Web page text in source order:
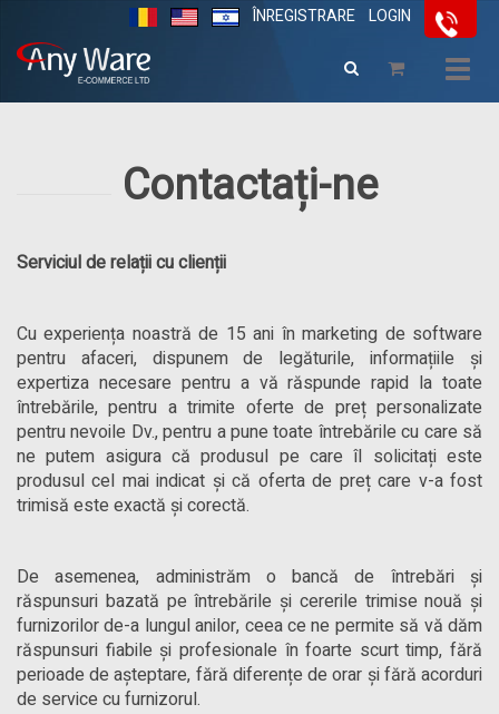
LOGIN
ÎNREGISTRARE
Contactați-ne
Serviciul de relații cu clienții
Cu experiența noastră de 15 ani în marketing de software
pentru afaceri, dispunem de legăturile, informațiile și
expertiza necesare pentru a vă răspunde rapid la toate
întrebările, pentru a trimite oferte de preț personalizate
pentru nevoile Dv., pentru a pune toate întrebările cu care să
ne putem asigura că produsul pe care îl solicitați este
produsul cel mai indicat și că oferta de preț care v-a fost
trimisă este exactă și corectă.
De asemenea, administrăm o bancă de întrebări și
răspunsuri bazată pe întrebările și cererile trimise nouă și
furnizorilor de-a lungul anilor, ceea ce ne permite să vă dăm
răspunsuri fiabile și profesionale în foarte scurt timp, fără
perioade de așteptare, fără diferențe de orar și fără acorduri
de service cu furnizorul.